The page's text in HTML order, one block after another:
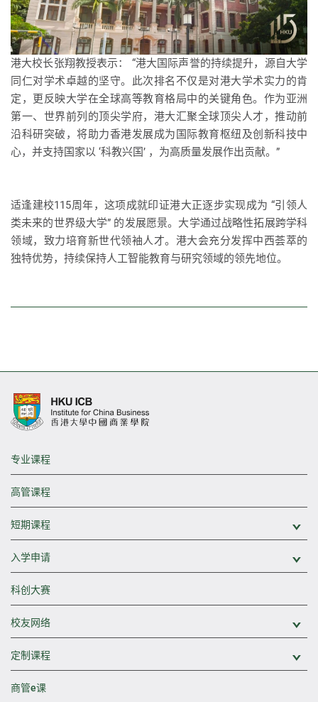
港大校长张翔教授表示： “港大国际声誉的持续提升，源自大学
同仁对学术卓越的坚守。此次排名不仅是对港大学术实力的肯
定，更反映大学在全球高等教育格局中的关键角色。作为亚洲
第一、世界前列的顶尖学府，港大汇聚全球顶尖人才，推动前
沿科研突破，将助力香港发展成为国际教育枢纽及创新科技中
心，并支持国家以 ‘科教兴国’ ，为高质量发展作出贡献。”
适逢建校115周年，这项成就印证港大正逐步实现成为 “引领人
类未来的世界级大学” 的发展愿景。大学通过战略性拓展跨学科
领域，致力培育新世代领袖人才。港大会充分发挥中西荟萃的
独特优势，持续保持人工智能教育与研究领域的领先地位。
专业课程
高管课程
短期课程
入学申请
科创大赛
校友网络
定制课程
商管e课